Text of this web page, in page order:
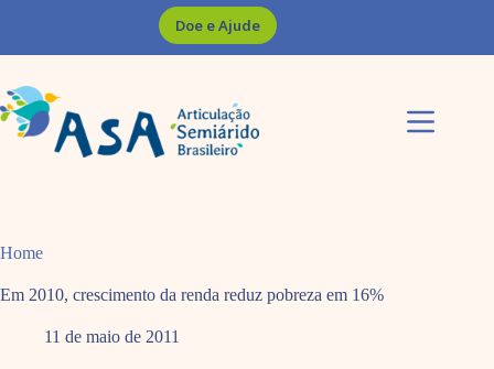
Doe e Ajude
Home
Em 2010, crescimento da renda reduz pobreza em 16%
11 de maio de 2011